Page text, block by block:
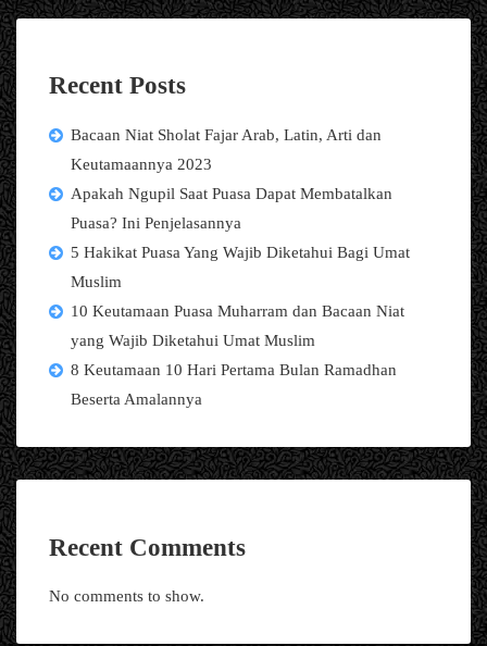
Recent Posts
Bacaan Niat Sholat Fajar Arab, Latin, Arti dan
Keutamaannya 2023
Apakah Ngupil Saat Puasa Dapat Membatalkan
Puasa? Ini Penjelasannya
5 Hakikat Puasa Yang Wajib Diketahui Bagi Umat
Muslim
10 Keutamaan Puasa Muharram dan Bacaan Niat
yang Wajib Diketahui Umat Muslim
8 Keutamaan 10 Hari Pertama Bulan Ramadhan
Beserta Amalannya
Recent Comments
No comments to show.